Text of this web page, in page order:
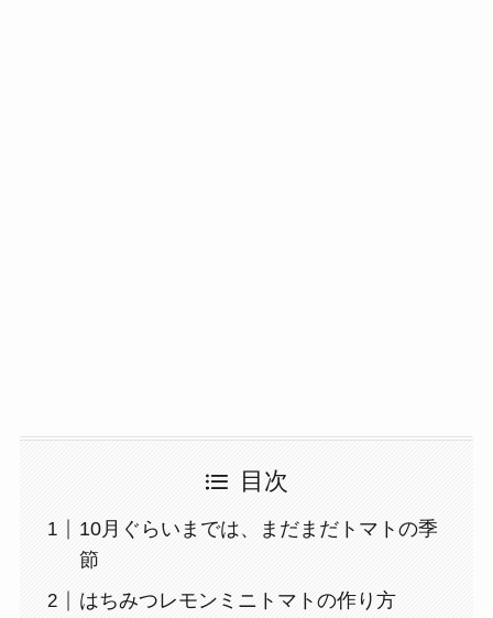
目次
10月ぐらいまでは、まだまだトマトの季
節
はちみつレモンミニトマトの作り方